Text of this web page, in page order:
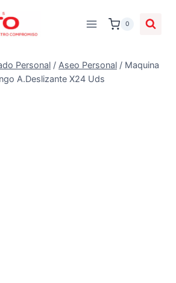
0
Personal / Aseo Personal / Maquina
A.Deslizante X24 Uds